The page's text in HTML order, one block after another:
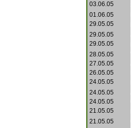
03.06.05
01.06.05
29.05.05
29.05.05
29.05.05
28.05.05
27.05.05
26.05.05
24.05.05
24.05.05
24.05.05
21.05.05
21.05.05